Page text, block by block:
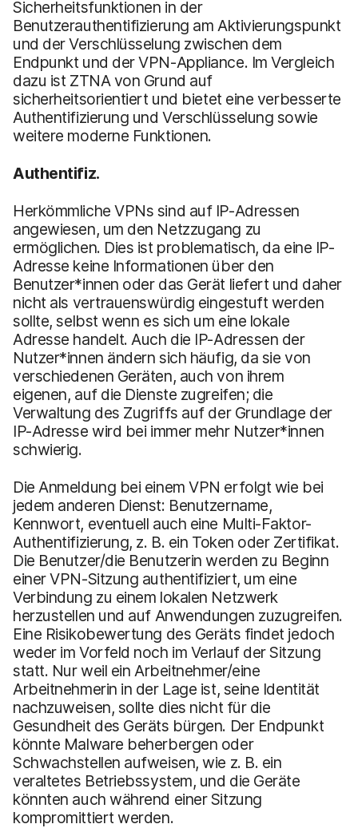
Sicherheitsfunktionen in der
Benutzerauthentifizierung am Aktivierungspunkt
und der Verschlüsselung zwischen dem
Endpunkt und der VPN-Appliance. Im Vergleich
dazu ist ZTNA von Grund auf
sicherheitsorientiert und bietet eine verbesserte
Authentifizierung und Verschlüsselung sowie
weitere moderne Funktionen.
Authentifiz.
Herkömmliche VPNs sind auf IP-Adressen
angewiesen, um den Netzzugang zu
ermöglichen. Dies ist problematisch, da eine IP-
Adresse keine Informationen über den
Benutzer*innen oder das Gerät liefert und daher
nicht als vertrauenswürdig eingestuft werden
sollte, selbst wenn es sich um eine lokale
Adresse handelt. Auch die IP-Adressen der
Nutzer*innen ändern sich häufig, da sie von
verschiedenen Geräten, auch von ihrem
eigenen, auf die Dienste zugreifen; die
Verwaltung des Zugriffs auf der Grundlage der
IP-Adresse wird bei immer mehr Nutzer*innen
schwierig.
Die Anmeldung bei einem VPN erfolgt wie bei
jedem anderen Dienst: Benutzername,
Kennwort, eventuell auch eine Multi-Faktor-
Authentifizierung, z. B. ein Token oder Zertifikat.
Die Benutzer/die Benutzerin werden zu Beginn
einer VPN-Sitzung authentifiziert, um eine
Verbindung zu einem lokalen Netzwerk
herzustellen und auf Anwendungen zuzugreifen.
Eine Risikobewertung des Geräts findet jedoch
weder im Vorfeld noch im Verlauf der Sitzung
statt. Nur weil ein Arbeitnehmer/eine
Arbeitnehmerin in der Lage ist, seine Identität
nachzuweisen, sollte dies nicht für die
Gesundheit des Geräts bürgen. Der Endpunkt
könnte Malware beherbergen oder
Schwachstellen aufweisen, wie z. B. ein
veraltetes Betriebssystem, und die Geräte
könnten auch während einer Sitzung
kompromittiert werden.